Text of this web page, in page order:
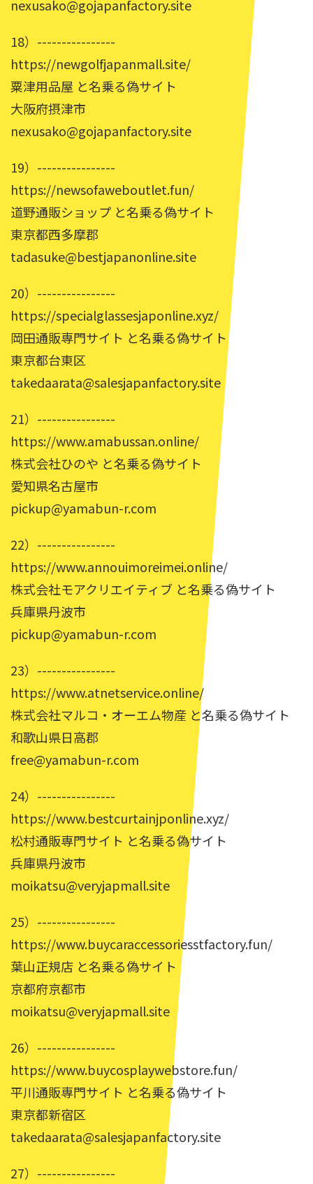
nexusako@gojapanfactory.site
18）----------------
https://newgolfjapanmall.site/
粟津用品屋 と名乗る偽サイト
大阪府摂津市
nexusako@gojapanfactory.site
19）----------------
https://newsofaweboutlet.fun/
道野通販ショップ と名乗る偽サイト
東京都西多摩郡
tadasuke@bestjapanonline.site
20）----------------
https://specialglassesjaponline.xyz/
岡田通販専門サイト と名乗る偽サイト
東京都台東区
takedaarata@salesjapanfactory.site
21）----------------
https://www.amabussan.online/
株式会社ひのや と名乗る偽サイト
愛知県名古屋市
pickup@yamabun-r.com
22）----------------
https://www.annouimoreimei.online/
株式会社モアクリエイティブ と名乗る偽サイト
兵庫県丹波市
pickup@yamabun-r.com
23）----------------
https://www.atnetservice.online/
株式会社マルコ・オーエム物産 と名乗る偽サイト
和歌山県日高郡
free@yamabun-r.com
24）----------------
https://www.bestcurtainjponline.xyz/
松村通販専門サイト と名乗る偽サイト
兵庫県丹波市
moikatsu@veryjapmall.site
25）----------------
https://www.buycaraccessoriesstfactory.fun/
葉山正規店 と名乗る偽サイト
京都府京都市
moikatsu@veryjapmall.site
26）----------------
https://www.buycosplaywebstore.fun/
平川通販専門サイト と名乗る偽サイト
東京都新宿区
takedaarata@salesjapanfactory.site
27）----------------